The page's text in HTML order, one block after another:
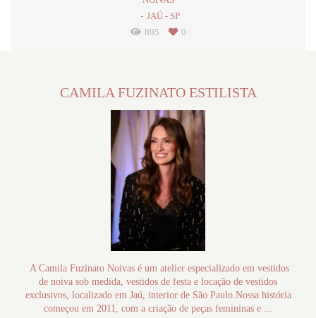
JAÚ - SP
895
0
CAMILA FUZINATO ESTILISTA
A Camila Fuzinato Noivas é um atelier especializado em vestidos
de noiva sob medida, vestidos de festa e locação de vestidos
exclusivos, localizado em Jaú, interior de São Paulo.Nossa história
começou em 2011, com a criação de peças femininas e ...